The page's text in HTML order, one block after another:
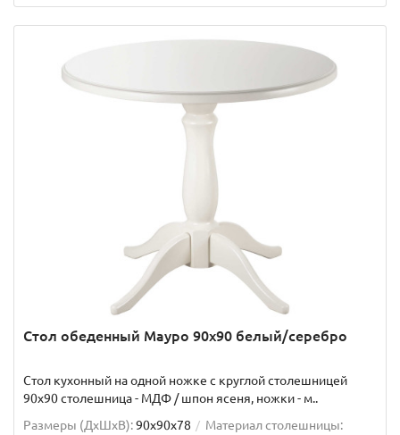
Стол обеденный Мауро 90х90 белый/серебро
Стол кухонный на одной ножке с круглой столешницей
90х90 столешница - МДФ / шпон ясеня, ножки - м..
Размеры (ДхШxВ):90х90х78
Материал столешницы: